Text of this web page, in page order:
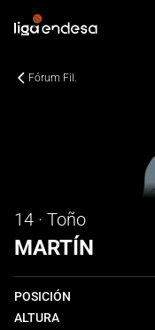
Fórum Fil.
14 · Toño
MARTÍN
POSICIÓN
ALTURA